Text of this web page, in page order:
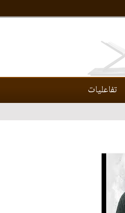
تفاعليات